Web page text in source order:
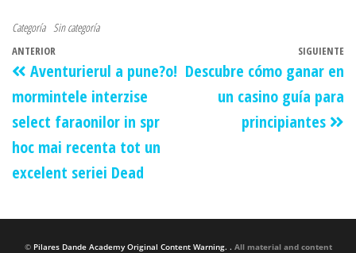
Categoría Sin categoría
ANTERIOR
Aventurierul a pune?o!
mormintele interzise
select faraonilor in spr
hoc mai recenta tot un
excelent seriei Dead
SIGUIENTE
Descubre cómo ganar en
un casino guía para
principiantes
© Pilares Dande Academy Original Content Warning. . All material and content